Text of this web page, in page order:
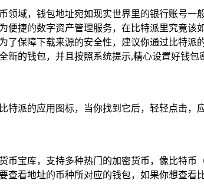
领域，钱包地址宛如现实世界里的银行账号
便捷的数字资产管理服务，在比特派里究竟
了保障下载来源的安全性，建议你通过比特
新的钱包，并且按照系统提示,精心设置好钱包
特派的应用图标，当你找到它后，轻轻点击，
币宝库，支持多种热门的加密货币，像比特
查看地址的币种所对应的钱包，如果你想查看